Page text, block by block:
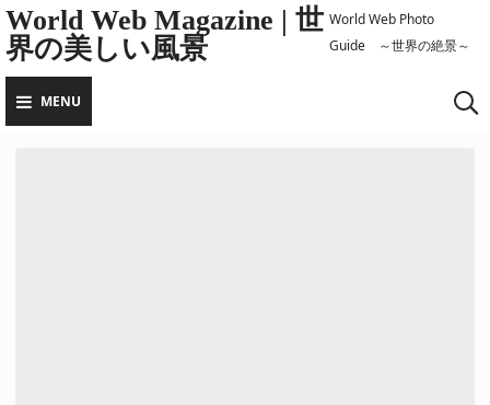
Skip
to
content
World Web Magazine | 世
界の美しい風景
World Web Photo
Guide ～世界の絶景～
MENU